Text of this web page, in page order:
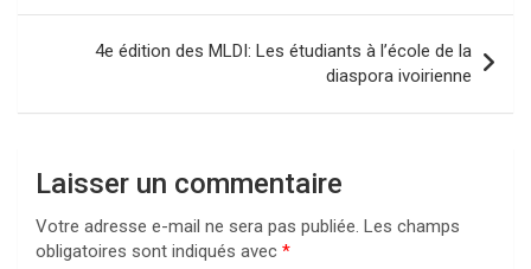
l’article
4e édition des MLDI: Les étudiants à l’école de la
diaspora ivoirienne
Laisser un commentaire
Votre adresse e-mail ne sera pas publiée. Les champs
obligatoires sont indiqués avec *